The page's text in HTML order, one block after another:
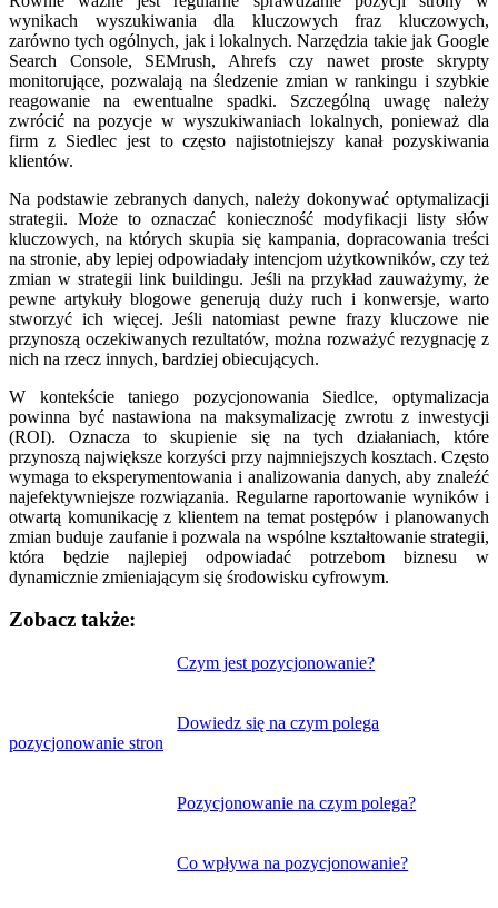
wynikach wyszukiwania dla kluczowych fraz kluczowych,
zarówno tych ogólnych, jak i lokalnych. Narzędzia takie jak Google
Search Console, SEMrush, Ahrefs czy nawet proste skrypty
monitorujące, pozwalają na śledzenie zmian w rankingu i szybkie
reagowanie na ewentualne spadki. Szczególną uwagę należy
zwrócić na pozycje w wyszukiwaniach lokalnych, ponieważ dla
firm z Siedlec jest to często najistotniejszy kanał pozyskiwania
klientów.
Na podstawie zebranych danych, należy dokonywać optymalizacji
strategii. Może to oznaczać konieczność modyfikacji listy słów
kluczowych, na których skupia się kampania, dopracowania treści
na stronie, aby lepiej odpowiadały intencjom użytkowników, czy też
zmian w strategii link buildingu. Jeśli na przykład zauważymy, że
pewne artykuły blogowe generują duży ruch i konwersje, warto
stworzyć ich więcej. Jeśli natomiast pewne frazy kluczowe nie
przynoszą oczekiwanych rezultatów, można rozważyć rezygnację z
nich na rzecz innych, bardziej obiecujących.
W kontekście taniego pozycjonowania Siedlce, optymalizacja
powinna być nastawiona na maksymalizację zwrotu z inwestycji
(ROI). Oznacza to skupienie się na tych działaniach, które
przynoszą największe korzyści przy najmniejszych kosztach. Często
wymaga to eksperymentowania i analizowania danych, aby znaleźć
najefektywniejsze rozwiązania. Regularne raportowanie wyników i
otwartą komunikację z klientem na temat postępów i planowanych
zmian buduje zaufanie i pozwala na wspólne kształtowanie strategii,
która będzie najlepiej odpowiadać potrzebom biznesu w
dynamicznie zmieniającym się środowisku cyfrowym.
Zobacz także:
Czym jest pozycjonowanie?
Dowiedz się na czym polega
pozycjonowanie stron
Pozycjonowanie na czym polega?
Co wpływa na pozycjonowanie?